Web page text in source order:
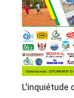
L'inquiétude